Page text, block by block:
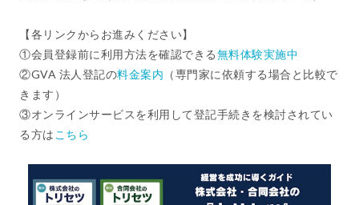
【各リンクからお進みください】
①会員登録前に利用方法を確認できる無料体験実施中
②GVA 法人登記の料金案内 （専門家に依頼する場合と比較で
きます）
③オンラインサービスを利用して登記手続きを検討されてい
る方は こちら